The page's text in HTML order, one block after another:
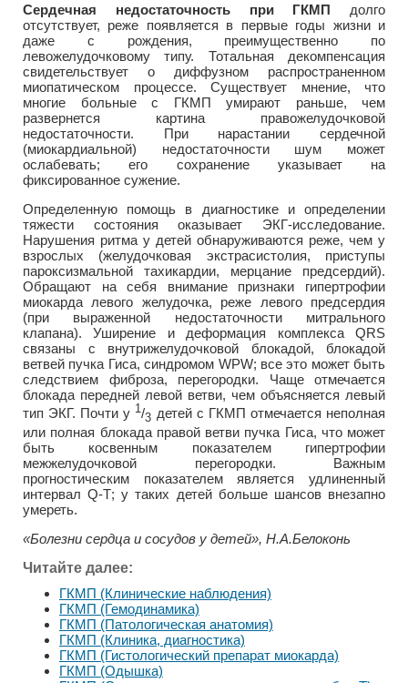
Сердечная недостаточность при ГКМП долго
отсутствует, реже появляется в первые годы жизни и
даже с рождения, преимущественно по
левожелудочковому типу. Тотальная декомпенсация
свидетельствует о диффузном распространенном
миопатическом процессе. Существует мнение, что
многие больные с ГКМП умирают раньше, чем
развернется картина правожелудочковой
недостаточности. При нарастании сердечной
(миокардиальной) недостаточности шум может
ослабевать; его сохранение указывает на
фиксированное сужение.
Определенную помощь в диагностике и определении
тяжести состояния оказывает ЭКГ-исследование.
Нарушения ритма у детей обнаруживаются реже, чем у
взрослых (желудочковая экстрасистолия, приступы
пароксизмальной тахикардии, мерцание предсердий).
Обращают на себя внимание признаки гипертрофии
миокарда левого желудочка, реже левого предсердия
(при выраженной недостаточности митрального
клапана). Уширение и деформация комплекса QRS
связаны с внутрижелудочковой блокадой, блокадой
ветвей пучка Гиса, синдромом WPW; все это может быть
следствием фиброза, перегородки. Чаще отмечается
блокада передней левой ветви, чем объясняется левый
тип ЭКГ. Почти у 1 /3 детей с ГКМП отмечается неполная
или полная блокада правой ветви пучка Гиса, что может
быть косвенным показателем гипертрофии
межжелудочковой перегородки. Важным
прогностическим показателем является удлиненный
интервал Q-Т; у таких детей больше шансов внезапно
умереть.
«Болезни сердца и сосудов у детей», Н.А.Белоконь
Читайте далее:
ГКМП (Клинические наблюдения)
ГКМП (Гемодинамика)
ГКМП (Патологическая анатомия)
ГКМП (Клиника, диагностика)
ГКМП (Гистологический препарат миокарда)
ГКМП (Одышка)